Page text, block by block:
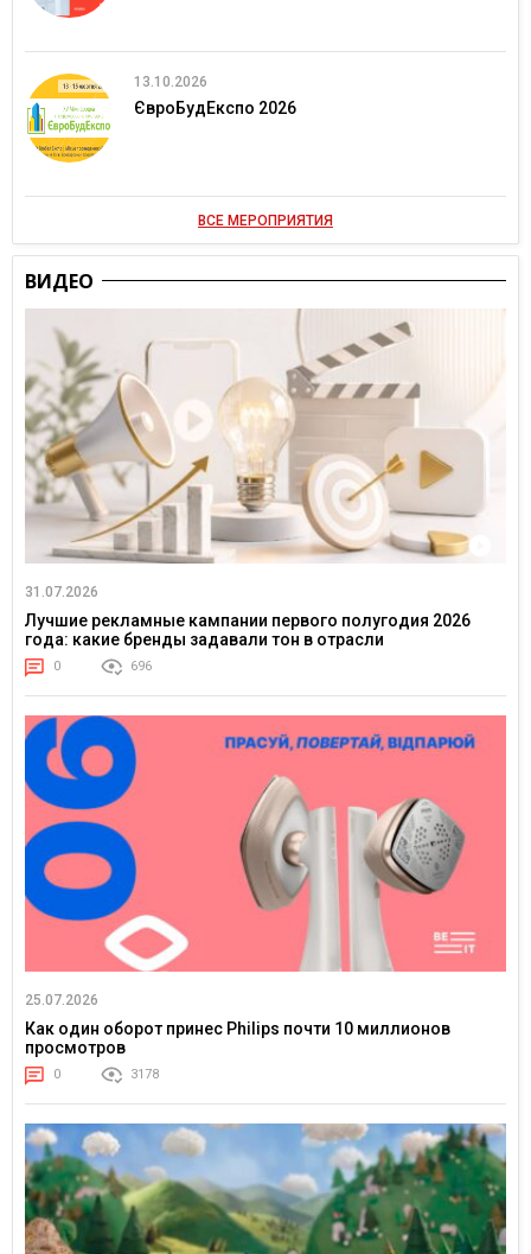
13.10.2026
ЄвроБудЕкспо 2026
ВСЕ МЕРОПРИЯТИЯ
ВИДЕО
31.07.2026
Лучшие рекламные кампании первого полугодия 2026
года: какие бренды задавали тон в отрасли
0 696
25.07.2026
Как один оборот принес Philips почти 10 миллионов
просмотров
0 3178